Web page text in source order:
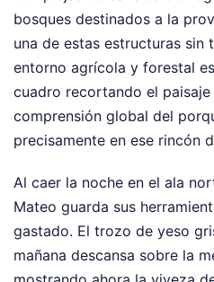
bosques destinados a la
una de estas estructuras sin
entorno agrícola y forestal
cuadro recortando el
comprensión global del
precisamente en ese rincón
Al caer la noche en el ala
Mateo guarda sus
gastado. El trozo de yeso
mañana descansa sobre la